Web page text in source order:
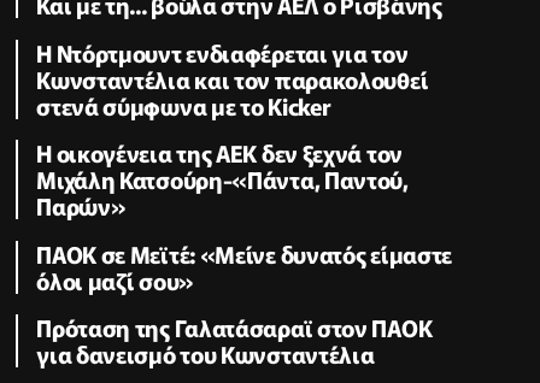
Η Ντόρτμουντ ενδιαφέρεται για τον
Κωνσταντέλια και τον παρακολουθεί
στενά σύμφωνα με το Kicker
Η οικογένεια της ΑΕΚ δεν ξεχνά τον
Μιχάλη Κατσούρη-«Πάντα, Παντού,
Παρών»
ΠΑΟΚ σε Μεϊτέ: «Μείνε δυνατός είμαστε
όλοι μαζί σου»
Πρόταση της Γαλατάσαραϊ στον ΠΑΟΚ
για δανεισμό του Κωνσταντέλια